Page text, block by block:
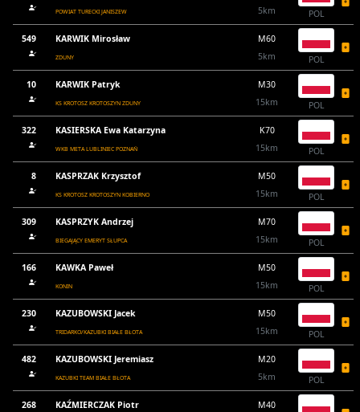
POWIAT TURECKI JANISZEW 5km POL
549 KARWIK Mirosław
ZDUNY
M60
5km
POL
10 KARWIK Patryk
KS KROTOSZ KROTOSZYN ZDUNY
M30
15km
POL
322 KASIERSKA Ewa Katarzyna
WKB META LUBLINIEC POZNAŃ
K70
15km
POL
8 KASPRZAK Krzysztof
KS KROTOSZ KROTOSZYN KOBIERNO
M50
15km
POL
309 KASPRZYK Andrzej
BIEGAJĄCY EMERYT SŁUPCA
M70
15km
POL
166 KAWKA Paweł
KONIN
M50
15km
POL
230 KAZUBOWSKI Jacek
TRIDARKO/KAZUBKI BIAŁE BŁOTA
M50
15km
POL
482 KAZUBOWSKI Jeremiasz
KAZUBKI TEAM BIAŁE BŁOTA
M20
5km
POL
268 KAŹMIERCZAK Piotr
M40